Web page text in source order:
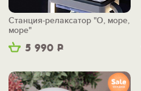
5 990 Р
Станция-релаксатор "О, море,
море"